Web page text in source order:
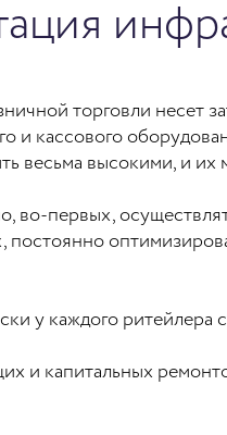
торговли несет
и кассового
весьма высокими, и
во-первых,
постоянно
у каждого ритейлера
и капитальных